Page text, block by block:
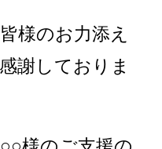
様のお力添え
謝しておりま